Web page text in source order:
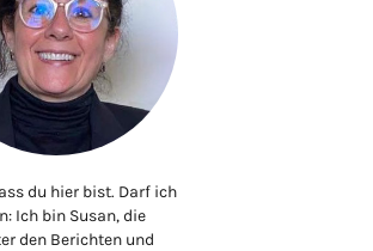
du hier bist. Darf ich
Ich bin Susan, die
den Berichten und